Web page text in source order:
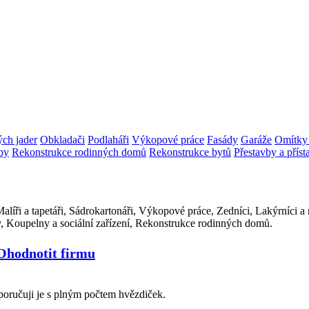
jader Obkladači Podlaháři Výkopové práce Fasády Garáže Omítky
Rekonstrukce rodinných domů Rekonstrukce bytů Přestavby a
a tapetáři, Sádrokartonáři, Výkopové práce, Zedníci, Lakýrníci
Koupelny a sociální zařízení, Rekonstrukce rodinných domů.
firmu
je s plným počtem hvězdiček.